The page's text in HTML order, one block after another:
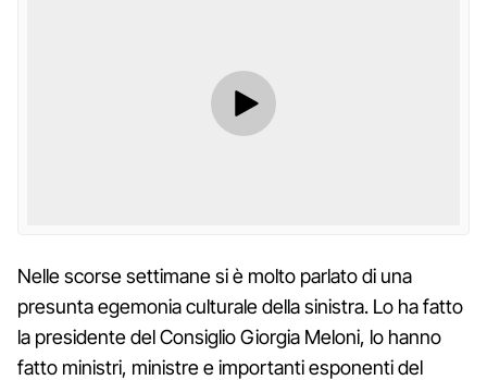
Nelle scorse settimane si è molto parlato di una
presunta egemonia culturale della sinistra. Lo ha fatto
la presidente del Consiglio Giorgia Meloni, lo hanno
fatto ministri, ministre e importanti esponenti del